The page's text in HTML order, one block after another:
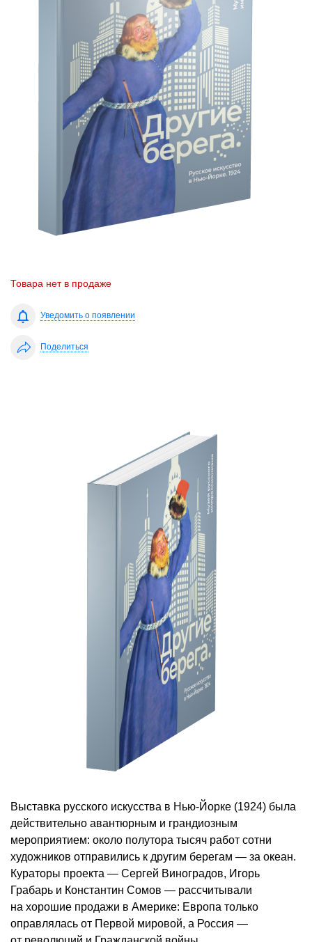
Товара нет в продаже
Уведомить о появлении
Поделиться
Выставка русского искусства в Нью-Йорке (1924) была
действительно авантюрным и грандиозным
мероприятием: около полутора тысяч работ сотни
художников отправились к другим берегам — за океан.
Кураторы проекта — Сергей Виноградов, Игорь
Грабарь и Константин Сомов — рассчитывали
на хорошие продажи в Америке: Европа только
оправлялась от Первой мировой, а Россия —